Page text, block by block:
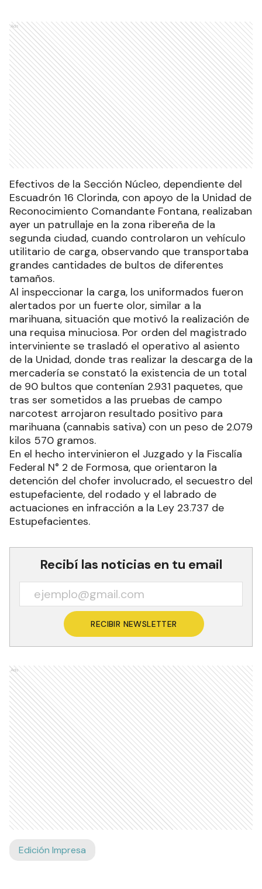
Ads
Efectivos de la Sección Núcleo, dependiente del
Escuadrón 16 Clorinda, con apoyo de la Unidad de
Reconocimiento Comandante Fontana, realizaban
ayer un patrullaje en la zona ribereña de la
segunda ciudad, cuando controlaron un vehículo
utilitario de carga, observando que transportaba
grandes cantidades de bultos de diferentes
tamaños.
Al inspeccionar la carga, los uniformados fueron
alertados por un fuerte olor, similar a la
marihuana, situación que motivó la realización de
una requisa minuciosa. Por orden del magistrado
interviniente se trasladó el operativo al asiento
de la Unidad, donde tras realizar la descarga de la
mercadería se constató la existencia de un total
de 90 bultos que contenían 2.931 paquetes, que
tras ser sometidos a las pruebas de campo
narcotest arrojaron resultado positivo para
marihuana (cannabis sativa) con un peso de 2.079
kilos 570 gramos.
En el hecho intervinieron el Juzgado y la Fiscalía
Federal N° 2 de Formosa, que orientaron la
detención del chofer involucrado, el secuestro del
estupefaciente, del rodado y el labrado de
actuaciones en infracción a la Ley 23.737 de
Estupefacientes.
Recibí las noticias en tu email
RECIBIR NEWSLETTER
Ads
Edición Impresa